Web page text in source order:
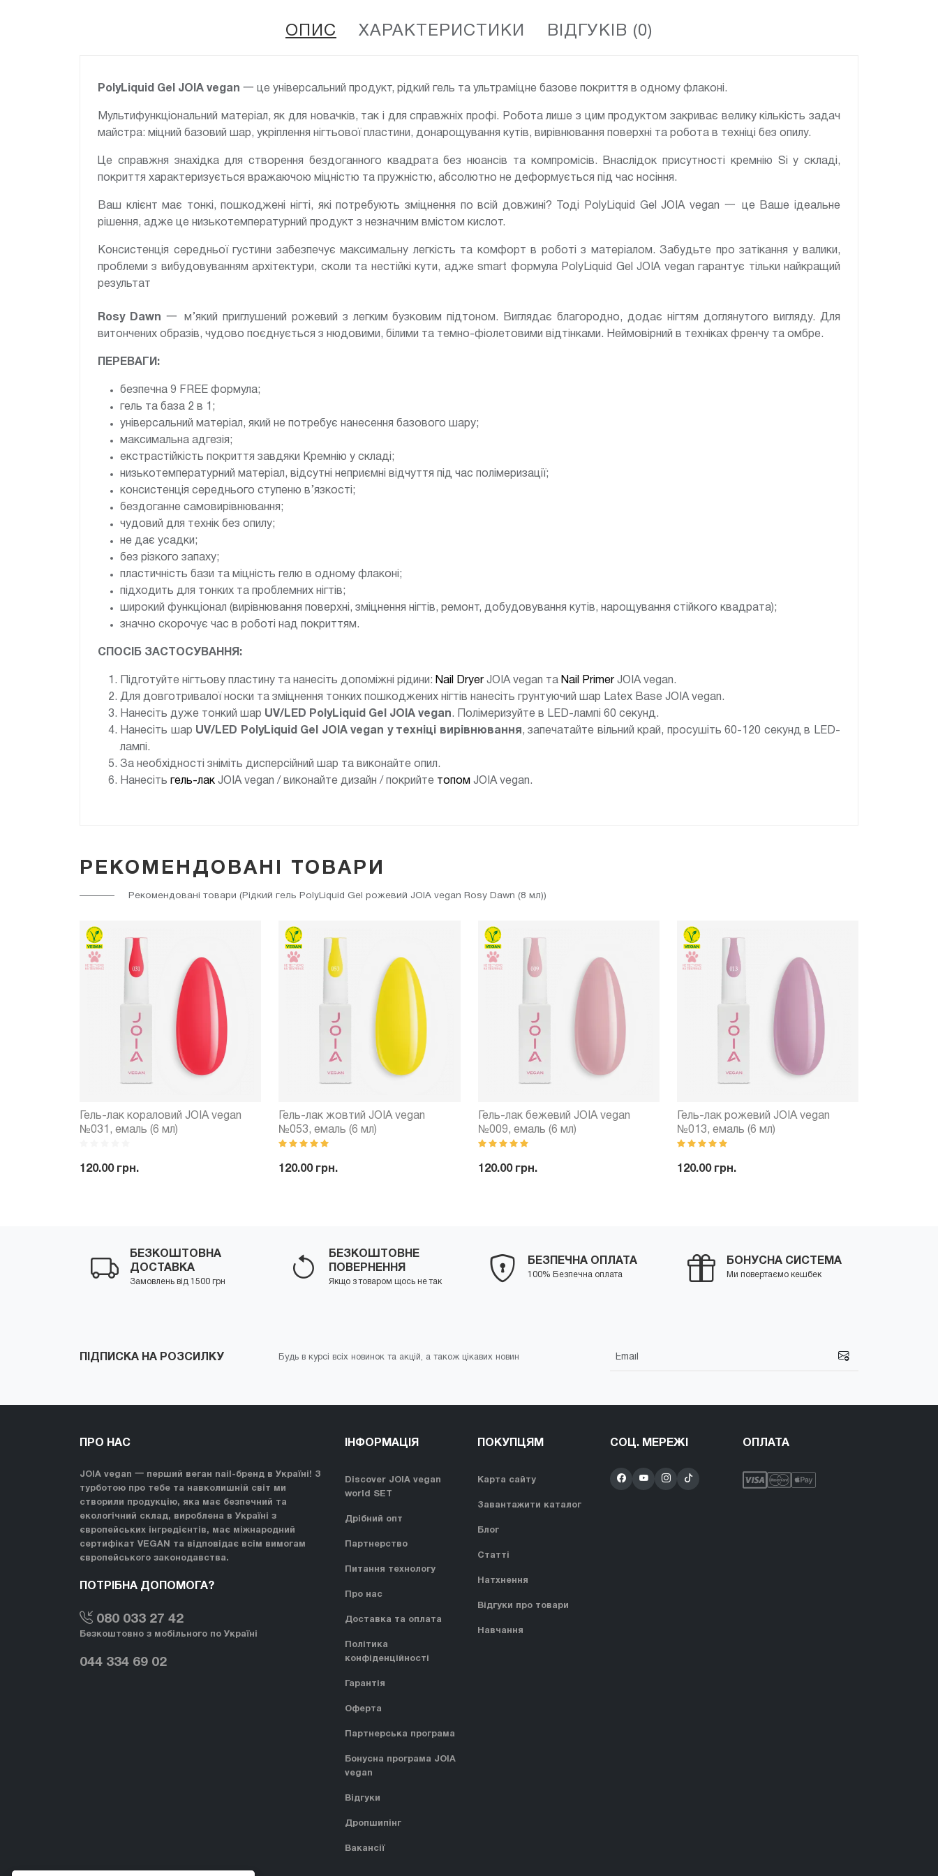
ОПИС ХАРАКТЕРИСТИКИ ВІДГУКІВ (0)
PolyLiquid Gel JOIA vegan 一 це універсальний продукт, рідкий гель та ультраміцне базове покриття в одному флаконі.
Мультифункціональний матеріал, як для новачків, так і для справжніх профі. Робота лише з цим продуктом закриває велику кількість задач
майстра: міцний базовий шар, укріплення нігтьової пластини, донарощування кутів, вирівнювання поверхні та робота в техніці без опилу.
Це справжня знахідка для створення бездоганного квадрата без нюансів та компромісів. Внаслідок присутності кремнію Si у складі,
покриття характеризується вражаючою міцністю та пружністю, абсолютно не деформується під час носіння.
Ваш клієнт має тонкі, пошкоджені нігті, які потребують зміцнення по всій довжині? Тоді PolyLiquid Gel JOIA vegan 一 це Ваше ідеальне
рішення, адже це низькотемпературний продукт з незначним вмістом кислот.
Консистенція середньої густини забезпечує максимальну легкість та комфорт в роботі з матеріалом. Забудьте про затікання у валики,
проблеми з вибудовуванням архітектури, сколи та нестійкі кути, адже smart формула PolyLiquid Gel JOIA vegan гарантує тільки найкращий
результат
Rosy Dawn 一 м’який приглушений рожевий з легким бузковим підтоном. Виглядає благородно, додає нігтям доглянутого вигляду. Для
витончених образів, чудово поєднується з нюдовими, білими та темно-фіолетовими відтінками. Неймовірний в техніках френчу та омбре.
ПЕРЕВАГИ:
безпечна 9 FREE формула;
гель та база 2 в 1;
універсальний матеріал, який не потребує нанесення базового шару;
максимальна адгезія;
екстрастійкість покриття завдяки Кремнію у складі;
низькотемпературний матеріал, відсутні неприємні відчуття під час полімеризації;
консистенція середнього ступеню в’язкості;
бездоганне самовирівнювання;
чудовий для технік без опилу;
не дає усадки;
без різкого запаху;
пластичність бази та міцність гелю в одному флаконі;
підходить для тонких та проблемних нігтів;
широкий функціонал (вирівнювання поверхні, зміцнення нігтів, ремонт, добудовування кутів, нарощування стійкого квадрата);
значно скорочує час в роботі над покриттям.
СПОСІБ ЗАСТОСУВАННЯ:
Підготуйте нігтьову пластину та нанесіть допоміжні рідини: Nail Dryer JOIA vegan та Nail Primer JOIA vegan.
Для довготривалої носки та зміцнення тонких пошкоджених нігтів нанесіть грунтуючий шар Latex Base JOIA vegan.
Нанесіть дуже тонкий шар UV/LED PolyLiquid Gel JOIA vegan. Полімеризуйте в LED-лампі 60 секунд.
Нанесіть шар UV/LED PolyLiquid Gel JOIA vegan у техніці вирівнювання , запечатайте вільний край, просушіть 60-120 секунд в LED-
лампі.
За необхідності зніміть дисперсійний шар та виконайте опил.
Нанесіть гель-лак JOIA vegan / виконайте дизайн / покрийте топом JOIA vegan.
РЕКОМЕНДОВАНІ ТОВАРИ
Рекомендовані товари (Рідкий гель PolyLiquid Gel рожевий JOIA vegan Rosy Dawn (8 мл))
Гель-лак кораловий JOIA vegan
№031, емаль (6 мл)
120.00 грн.
Гель-лак жовтий JOIA vegan
№053, емаль (6 мл)
120.00 грн.
Гель-лак бежевий JOIA vegan
№009, емаль (6 мл)
120.00 грн.
Гель-лак рожевий JOIA vegan
№013, емаль (6 мл)
120.00 грн.
БЕЗКОШТОВНА
ДОСТАВКА
Замовлень від 1500 грн
БЕЗКОШТОВНЕ
ПОВЕРНЕННЯ
Якщо з товаром щось не так
БЕЗПЕЧНА ОПЛАТА
100% Безпечна оплата
БОНУСНА СИСТЕМА
Ми повертаємо кешбек
ПІДПИСКА НА РОЗСИЛКУ Будь в курсі всіх новинок та акцій, а також цікавих новин
ПРО НАС
JOIA vegan 一 перший веган nail-бренд в Україні! З
турботою про тебе та навколишній світ ми
створили продукцію, яка має безпечний та
екологічний склад, вироблена в Україні з
європейських інгредієнтів, має міжнародний
сертифікат VEGAN та відповідає всім вимогам
європейського законодавства.
ПОТРІБНА ДОПОМОГА?
080 033 27 42
Безкоштовно з мобільного по Україні
044 334 69 02
ІНФОРМАЦІЯ
Discover JOIA vegan
world SET
Дрібний опт
Партнерство
Питання технологу
Про нас
Доставка та оплата
Політика
конфіденційності
Гарантія
Оферта
Партнерська програма
Бонусна програма JOIA
vegan
Відгуки
Дропшипінг
Вакансії
ПОКУПЦЯМ
Карта сайту
Завантажити каталог
Блог
Статті
Натхнення
Відгуки про товари
Навчання
СОЦ. МЕРЕЖІ ОПЛАТА